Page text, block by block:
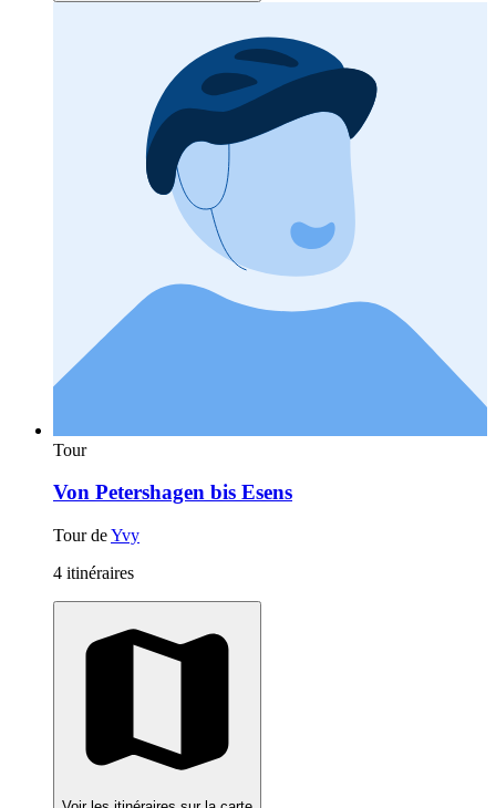
Tour
Von Petershagen bis Esens
Tour deYvy
4 itinéraires